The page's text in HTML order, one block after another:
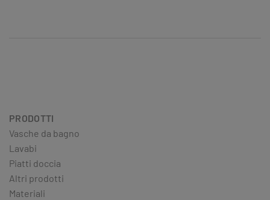
PRODOTTI
Vasche da bagno
Lavabi
Piatti doccia
Altri prodotti
Materiali